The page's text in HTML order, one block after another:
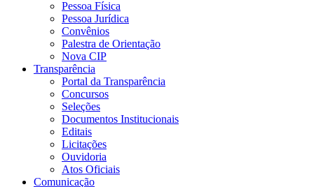
Pessoa Física
Pessoa Jurídica
Convênios
Palestra de Orientação
Nova CIP
Transparência
Portal da Transparência
Concursos
Seleções
Documentos Institucionais
Editais
Licitações
Ouvidoria
Atos Oficiais
Comunicação